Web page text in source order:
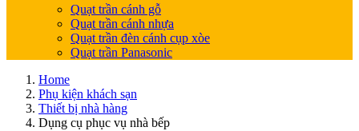
Quạt trần cánh gỗ
Quạt trần cánh nhựa
Quạt trần đèn cánh cụp xòe
Quạt trần Panasonic
Home
Phụ kiện khách sạn
Thiết bị nhà hàng
Dụng cụ phục vụ nhà bếp